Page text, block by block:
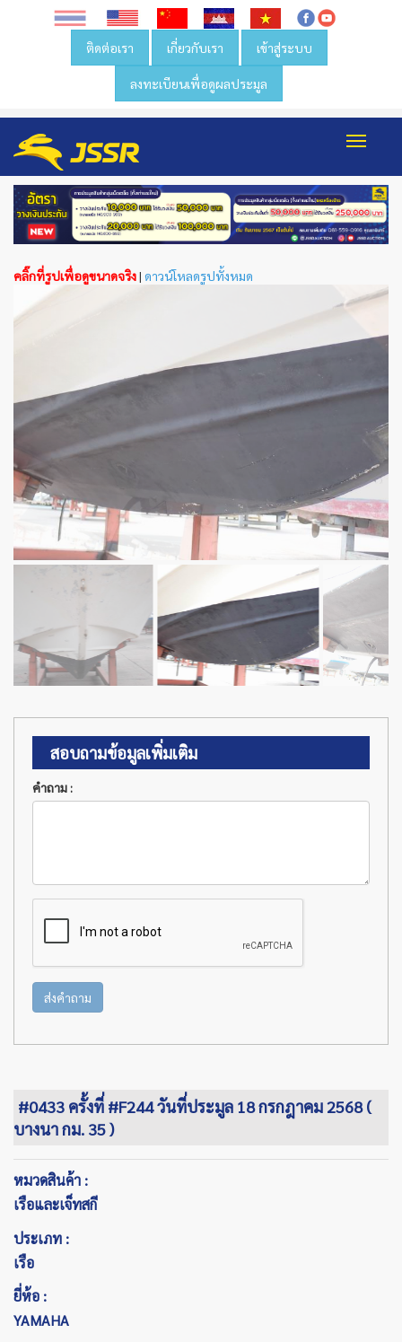
ติดต่อเรา เกี่ยวกับเรา เข้าสู่ระบบ
ลงทะเบียนเพื่อดูผลประมูล
คลิ๊กที่รูปเพื่อดูขนาดจริง| ดาวน์โหลดรูปทั้งหมด
สอบถามข้อมูลเพิ่มเติม
คำถาม :
ส่งคำถาม
#0433 ครั้งที่ #F244 วันที่ประมูล 18 กรกฎาคม 2568 (
บางนา กม. 35 )
หมวดสินค้า :
เรือและเจ็ทสกี
ประเภท :
เรือ
ยี่ห้อ :
YAMAHA